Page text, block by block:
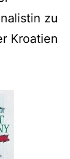
zu
Kroatien